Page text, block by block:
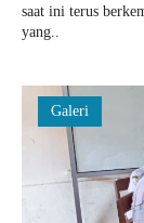
saat ini terus
yang..
Galeri